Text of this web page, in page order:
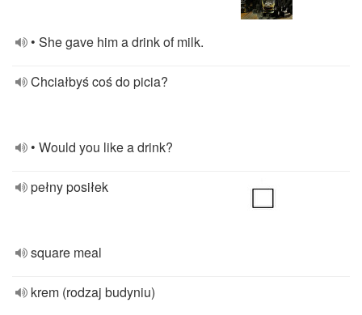
• She gave him a drink of milk.
Chciałbyś coś do picia?
• Would you like a drink?
pełny posiłek
square meal
krem (rodzaj budyniu)